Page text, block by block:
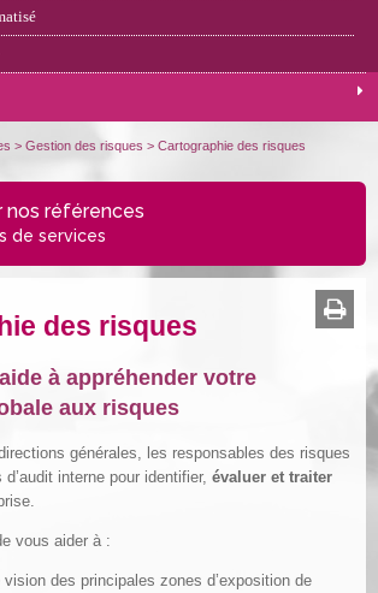
> Gestion des risques > Cartographie des risques
nos références
de services
des risques
à appréhender votre
aux risques
générales, les responsables des risques
interne pour identifier, évaluer et traiter
vous aider à :
vision des principales zones d’exposition de